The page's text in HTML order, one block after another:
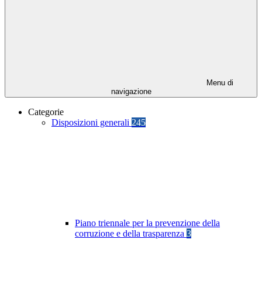
Menu di
navigazione
Categorie
Disposizioni generali 245
Piano triennale per la prevenzione della
corruzione e della trasparenza 3